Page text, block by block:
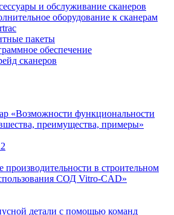
и обслуживание сканеров
оборудование к сканерам
пакеты
обеспечение
сканеров
«Возможности функциональности
преимущества, примеры»
в строительном
СОД Vitro-CAD»
детали с помощью команд